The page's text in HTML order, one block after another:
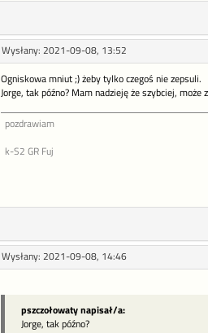
Wysłany: 2021-09-08, 13:52
Ogniskowa mniut ;) żeby tylko czegoś nie zepsuli.
Jorge, tak późno? Mam nadzieję że szybciej, może
pozdrawiam
k-S2 GR Fuj
Wysłany: 2021-09-08, 14:46
pszczołowaty napisał/a:
Jorge, tak późno?